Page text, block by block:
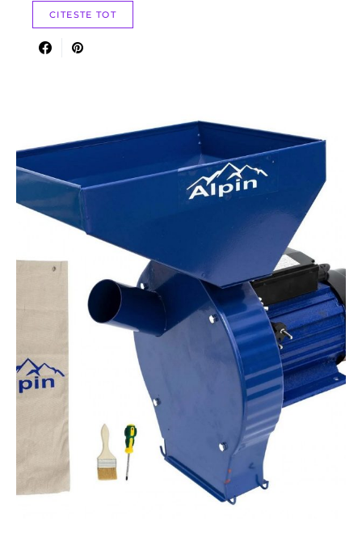
CITESTE TOT